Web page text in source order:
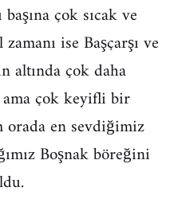
çok sıcak ve
ise Başçarşı ve
altında çok daha
çok keyifli bir
orada en sevdiğimiz
Boşnak böreğini